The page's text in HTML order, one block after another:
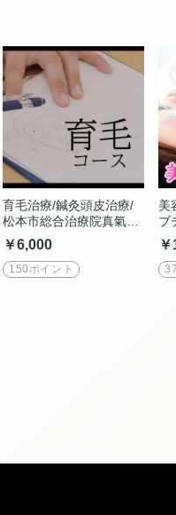
育毛治療/鍼灸頭皮治療/
松本市総合治療院真氣ウ
ェブチケット
￥6,000
150ポイント
美
ブ
美
た